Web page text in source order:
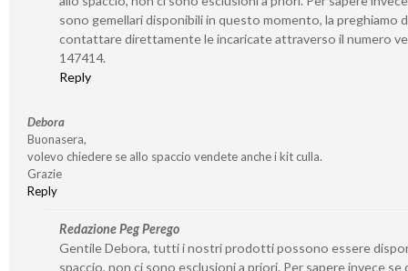
sono gemellari disponibili in questo momento, la preghiamo
contattare direttamente le incaricate attraverso il numero
147414.
Reply
Debora
Buonasera,
volevo chiedere se allo spaccio vendete anche i kit culla.
Grazie
Reply
Redazione Peg Perego
Gentile Debora, tutti i nostri prodotti possono essere
spaccio, non ci sono esclusioni a priori. Per sapere invece se